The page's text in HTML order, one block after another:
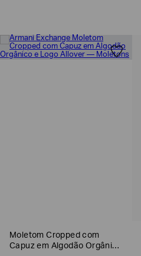
Moletom Cropped com
Capuz em Algodão Orgânico
mais
sobre
você?